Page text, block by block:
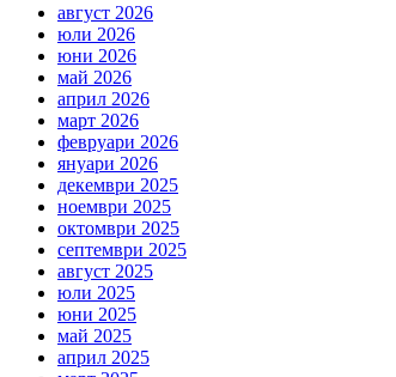
август 2026
юли 2026
юни 2026
май 2026
април 2026
март 2026
февруари 2026
януари 2026
декември 2025
ноември 2025
октомври 2025
септември 2025
август 2025
юли 2025
юни 2025
май 2025
април 2025